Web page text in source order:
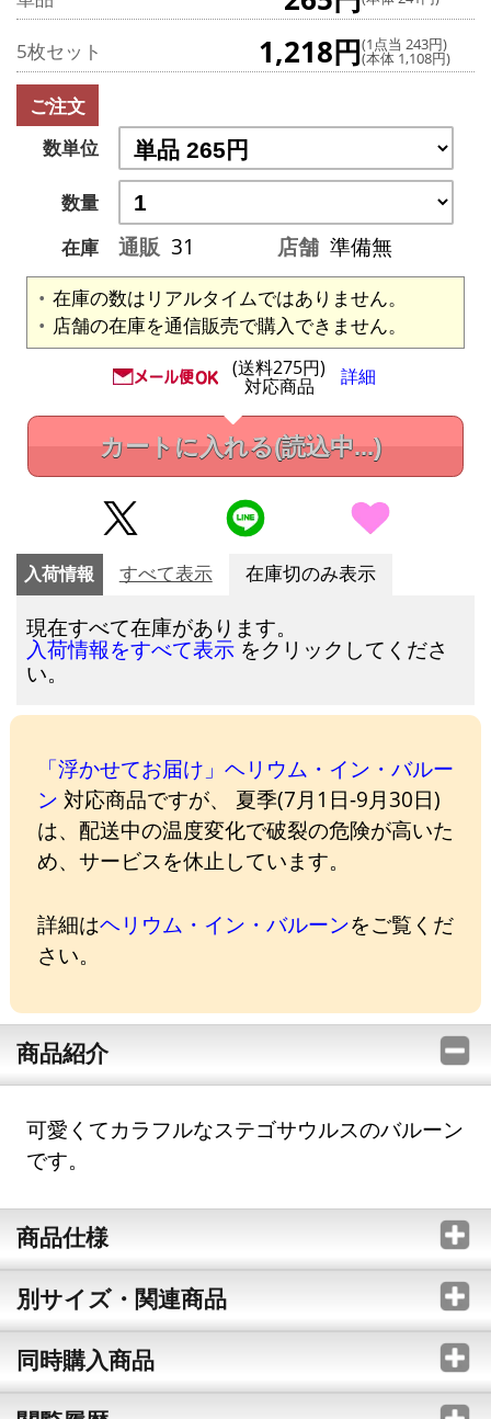
5枚セット 1,218円(1点当 243円)
(本体 1,108円)
ご注文
数単位
数量
在庫
通販 31 店舗 準備無
在庫の数はリアルタイムではありません。
店舗の在庫を通信販売で購入できません。
(送料275円)
対応商品 詳細
カートに入れる(読込中...)
入荷情報 すべて表示 在庫切のみ表示
現在すべて在庫があります。
入荷情報をすべて表示 をクリックしてくださ
い。
「浮かせてお届け」ヘリウム・イン・バルー
ン 対応商品ですが、 夏季(7月1日-9月30日)
は、配送中の温度変化で破裂の危険が高いた
め、サービスを休止しています。
詳細はヘリウム・イン・バルーンをご覧くだ
さい。
商品紹介
可愛くてカラフルなステゴサウルスのバルーン
です。
商品仕様
別サイズ・関連商品
同時購入商品